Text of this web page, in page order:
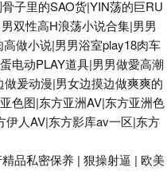
子里的SAO货|YIN荡的巨RU
双性高H浪荡小说合集|男男
做小说|男男浴室play18肉车
电动PLAY道具|男男做愛高潮
爰动漫|男女边摸边做爽爽的
色图|东方亚洲AV|东方亚洲色
伊人AV|东方影库av一区|东方
品私密保养 | 狠操射逼 | 欧美